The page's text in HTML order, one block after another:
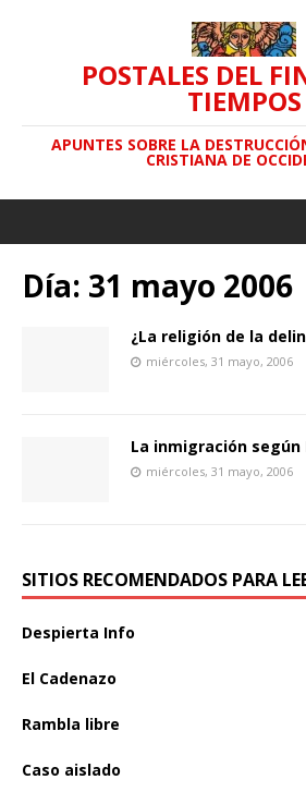
POSTALES DEL
TIEMPOS
APUNTES SOBRE LA
CRISTIANA DE
Día: 31 mayo 2006
¿La religión de la
miércoles, 31 mayo, 2006
La inmigración según
miércoles, 31 mayo, 2006
SITIOS RECOMENDADOS PARA
Despierta Info
El Cadenazo
Rambla libre
Caso aislado